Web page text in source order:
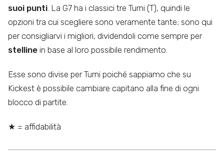
suoi punti. La G7 ha i classici tre Turni (T), quindi le
opzioni tra cui scegliere sono veramente tante; sono qui
per consigliarvi i migliori, dividendoli come sempre per
stelline in base al loro possibile rendimento.
Esse sono divise per Turni poiché sappiamo che su
Kickest è possibile cambiare capitano alla fine di ogni
blocco di partite.
★ = affidabilità